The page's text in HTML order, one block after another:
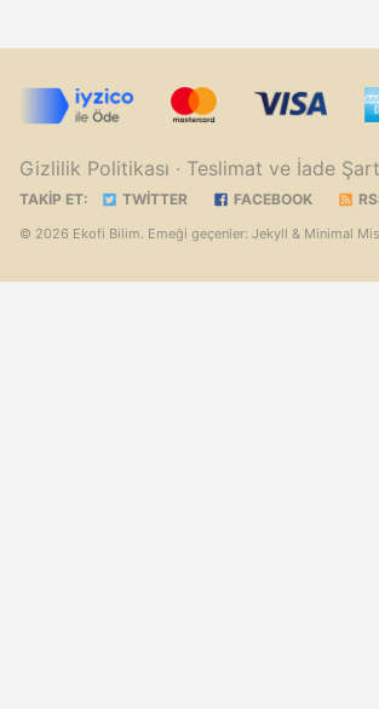
Gizlilik Politikası · Teslimat ve İade
TAKIP ET: TWITTER FACEBOOK
© 2026 Ekofi Bilim. Emeği geçenler: Jekyll & Minimal
Artık Substack'tayız. Yeni haberler